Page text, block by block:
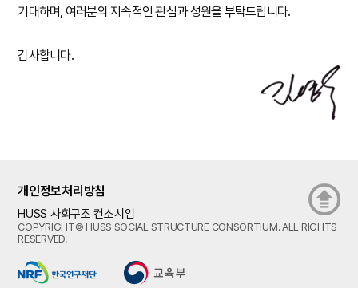
기대하며, 여러분의 지속적인 관심과 성원을 부탁드립니다.
감사합니다.
개인정보처리방침
HUSS 사회구조 컨소시엄
COPYRIGHT© HUSS SOCIAL STRUCTURE CONSORTIUM. ALL RIGHTS
RESERVED.